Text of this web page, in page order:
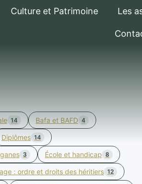
Culture et Patrimoine Les
14 Bafa et BAFD 4
Diplômes 14
3 École et handicap 8
: ordre et droits des héritiers 12